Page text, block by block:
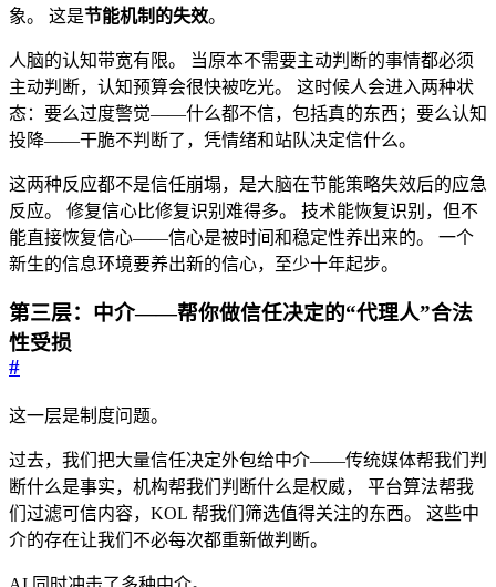
象。 这是节能机制的失效。
人脑的认知带宽有限。 当原本不需要主动判断的事情都必须
主动判断，认知预算会很快被吃光。 这时候人会进入两种状
态：要么过度警觉——什么都不信，包括真的东西；要么认知
投降——干脆不判断了，凭情绪和站队决定信什么。
这两种反应都不是信任崩塌，是大脑在节能策略失效后的应急
反应。 修复信心比修复识别难得多。 技术能恢复识别，但不
能直接恢复信心——信心是被时间和稳定性养出来的。 一个
新生的信息环境要养出新的信心，至少十年起步。
第三层：中介——帮你做信任决定的“代理人”合法
性受损
#
这一层是制度问题。
过去，我们把大量信任决定外包给中介——传统媒体帮我们判
断什么是事实，机构帮我们判断什么是权威， 平台算法帮我
们过滤可信内容，KOL 帮我们筛选值得关注的东西。 这些中
介的存在让我们不必每次都重新做判断。